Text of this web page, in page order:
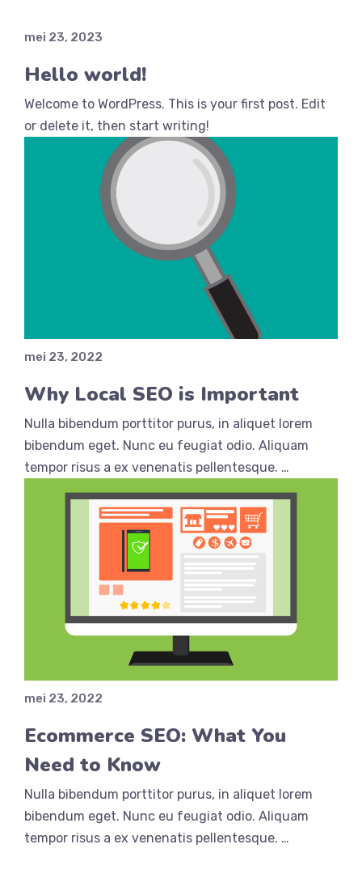
mei 23, 2023
Hello world!
Welcome to WordPress. This is your first post. Edit
or delete it, then start writing!
mei 23, 2022
Why Local SEO is Important
Nulla bibendum porttitor purus, in aliquet lorem
bibendum eget. Nunc eu feugiat odio. Aliquam
tempor risus a ex venenatis pellentesque. …
mei 23, 2022
Ecommerce SEO: What You
Need to Know
Nulla bibendum porttitor purus, in aliquet lorem
bibendum eget. Nunc eu feugiat odio. Aliquam
tempor risus a ex venenatis pellentesque. …